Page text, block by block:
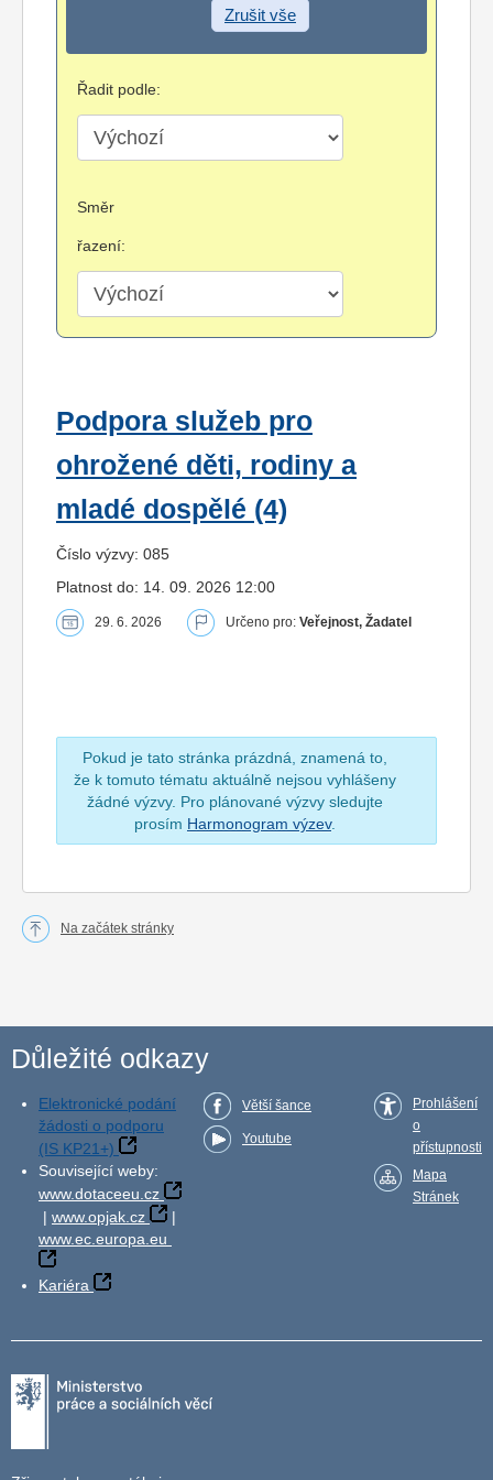
Zrušit vše
Řadit podle:
Směr
řazení:
Podpora služeb pro
ohrožené děti, rodiny a
mladé dospělé (4)
Číslo výzvy: 085
Platnost do: 14. 09. 2026 12:00
29. 6. 2026 Určeno pro: Veřejnost, Žadatel
Pokud je tato stránka prázdná, znamená to,
že k tomuto tématu aktuálně nejsou vyhlášeny
žádné výzvy. Pro plánované výzvy sledujte
prosím Harmonogram výzev.
Na začátek stránky
Důležité odkazy
Elektronické podání
žádosti o podporu
(IS KP21+)
Související weby:
www.dotaceeu.cz
| www.opjak.cz
|
www.ec.europa.eu
Kariéra
Větší šance
Youtube
Prohlášení
o
přístupnosti
Mapa
Stránek